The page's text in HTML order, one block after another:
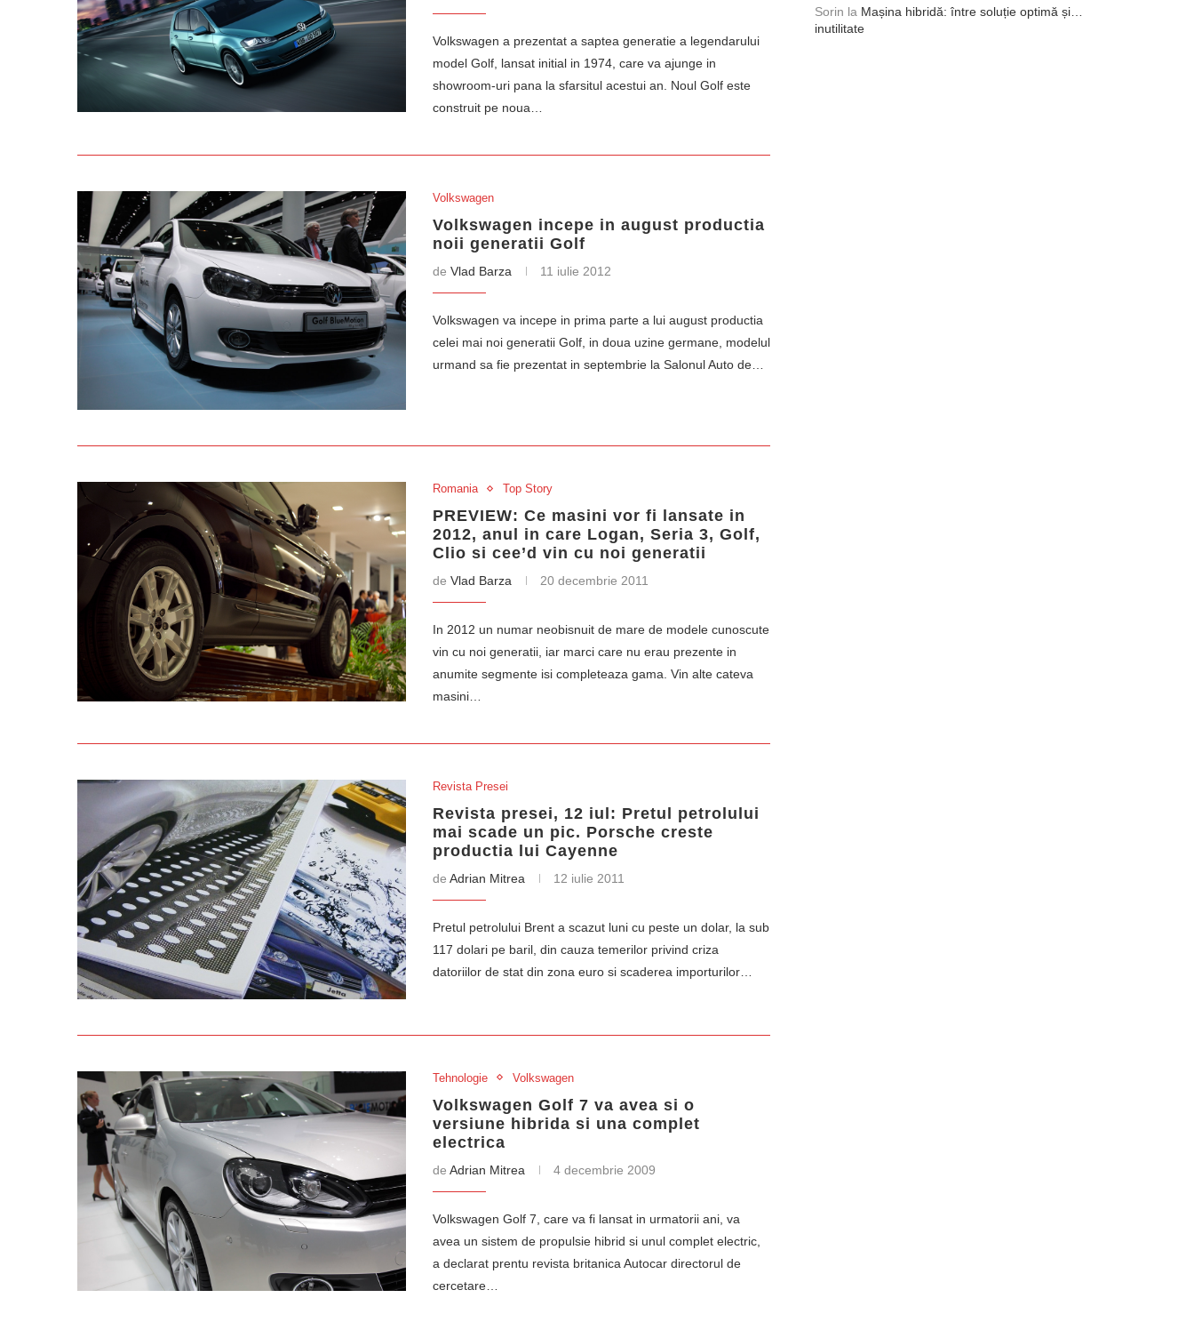
Volkswagen a prezentat a saptea generatie a legendarului
model Golf, lansat initial in 1974, care va ajunge in
showroom-uri pana la sfarsitul acestui an. Noul Golf este
construit pe noua…
Volkswagen
Volkswagen incepe in august productia
noii generatii Golf
de Vlad Barza 11 iulie 2012
Volkswagen va incepe in prima parte a lui august productia
celei mai noi generatii Golf, in doua uzine germane, modelul
urmand sa fie prezentat in septembrie la Salonul Auto de…
Romania Top Story
PREVIEW: Ce masini vor fi lansate in
2012, anul in care Logan, Seria 3, Golf,
Clio si cee’d vin cu noi generatii
de Vlad Barza 20 decembrie 2011
In 2012 un numar neobisnuit de mare de modele cunoscute
vin cu noi generatii, iar marci care nu erau prezente in
anumite segmente isi completeaza gama. Vin alte cateva
masini…
Revista Presei
Revista presei, 12 iul: Pretul petrolului
mai scade un pic. Porsche creste
productia lui Cayenne
de Adrian Mitrea 12 iulie 2011
Pretul petrolului Brent a scazut luni cu peste un dolar, la sub
117 dolari pe baril, din cauza temerilor privind criza
datoriilor de stat din zona euro si scaderea importurilor…
Tehnologie Volkswagen
Volkswagen Golf 7 va avea si o
versiune hibrida si una complet
electrica
de Adrian Mitrea 4 decembrie 2009
Volkswagen Golf 7, care va fi lansat in urmatorii ani, va
avea un sistem de propulsie hibrid si unul complet electric,
a declarat prentu revista britanica Autocar directorul de
cercetare…
Sorin la Mașina hibridă: între soluție optimă și…
inutilitate